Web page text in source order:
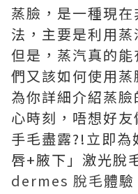
蒸臉，是一種現
法，主要是利用蒸
但是，蒸汽真的
們又該如何使用
為你詳細介紹蒸
心時刻，唔想好友
手毛盡露?!立即
唇+腋下」激光脫
dermes 脫毛體驗